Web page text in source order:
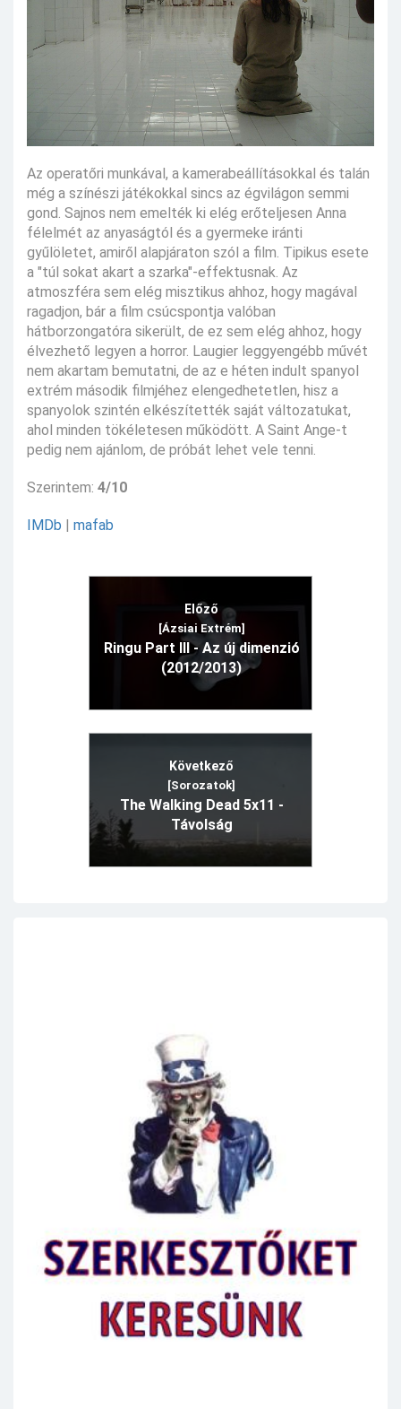
Az operatőri munkával, a kamerabeállításokkal és talán
még a színészi játékokkal sincs az égvilágon semmi
gond. Sajnos nem emelték ki elég erőteljesen Anna
félelmét az anyaságtól és a gyermeke iránti
gyűlöletet, amiről alapjáraton szól a film. Tipikus esete
a "túl sokat akart a szarka"-effektusnak. Az
atmoszféra sem elég misztikus ahhoz, hogy magával
ragadjon, bár a film csúcspontja valóban
hátborzongatóra sikerült, de ez sem elég ahhoz, hogy
élvezhető legyen a horror. Laugier leggyengébb művét
nem akartam bemutatni, de az e héten indult spanyol
extrém második filmjéhez elengedhetetlen, hisz a
spanyolok szintén elkészítették saját változatukat,
ahol minden tökéletesen működött. A Saint Ange-t
pedig nem ajánlom, de próbát lehet vele tenni.
Szerintem: 4/10
IMDb mafab
Előző
[Ázsiai Extrém]
Ringu Part III - Az új dimenzió
(2012/2013)
Következő
[Sorozatok]
The Walking Dead 5x11 -
Távolság